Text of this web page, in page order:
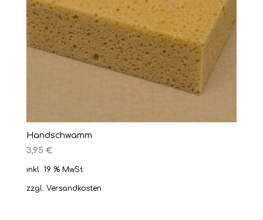
Handschwamm
3,95 €
inkl. 19 % MwSt.
zzgl. Versandkosten